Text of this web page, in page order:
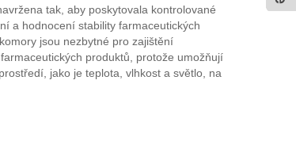
tak, aby poskytovala kontrolované
a hodnocení stability farmaceutických
jsou nezbytné pro zajištění
produktů, protože umožňují
jako je teplota, vlhkost a světlo, na